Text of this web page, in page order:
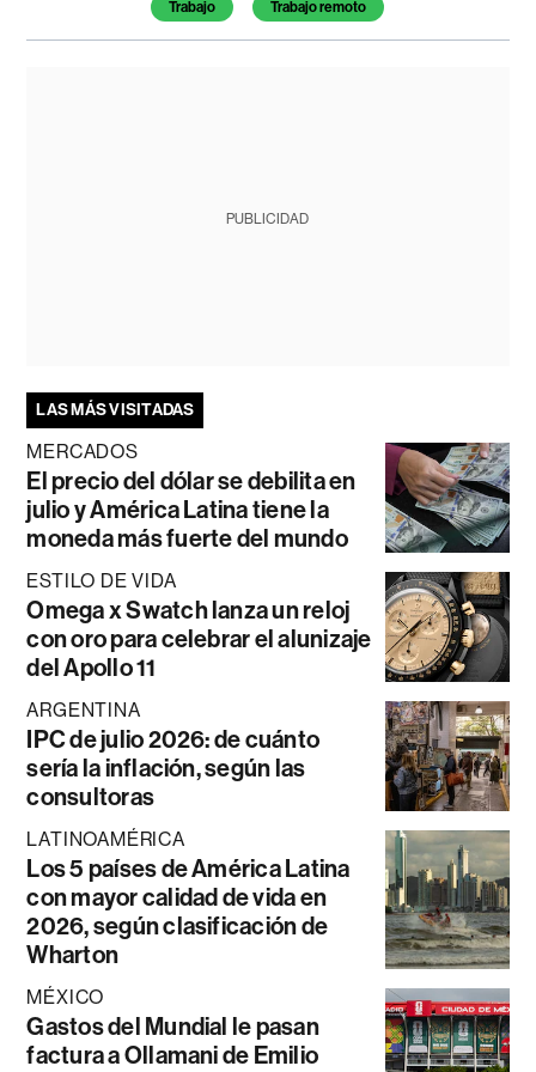
Trabajo Trabajo remoto
PUBLICIDAD
LAS MÁS VISITADAS
MERCADOS
El precio del dólar se debilita en
julio y América Latina tiene la
moneda más fuerte del mundo
ESTILO DE VIDA
Omega x Swatch lanza un reloj
con oro para celebrar el alunizaje
del Apollo 11
ARGENTINA
IPC de julio 2026: de cuánto
sería la inflación, según las
consultoras
LATINOAMÉRICA
Los 5 países de América Latina
con mayor calidad de vida en
2026, según clasificación de
Wharton
MÉXICO
Gastos del Mundial le pasan
factura a Ollamani de Emilio